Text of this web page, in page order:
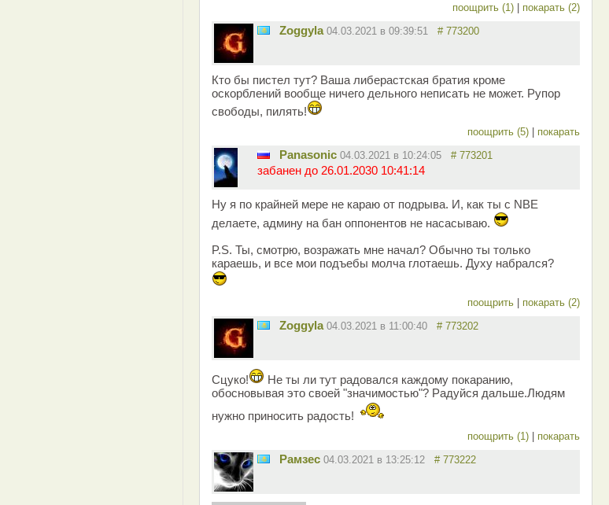
поощрить (1) | покарать (2)
Zoggyla 04.03.2021 в 09:39:51 # 773200
Кто бы пистел тут? Ваша либерастская братия кроме
оскорблений вообще ничего дельного неписать не может. Рупор
свободы, пилять!
поощрить (5) | покарать
Panasonic 04.03.2021 в 10:24:05 # 773201
забанен до 26.01.2030 10:41:14
Ну я по крайней мере не караю от подрыва. И, как ты с NBE
делаете, админу на бан оппонентов не насасываю.
P.S. Ты, смотрю, возражать мне начал? Обычно ты только
караешь, и все мои подъебы молча глотаешь. Духу набрался?
поощрить | покарать (2)
Zoggyla 04.03.2021 в 11:00:40 # 773202
Сцуко!
Не ты ли тут радовался каждому покаранию,
обосновывая это своей "значимостью"? Радуйся дальше.Людям
нужно приносить радость!
поощрить (1) | покарать
Рамзес 04.03.2021 в 13:25:12 # 773222